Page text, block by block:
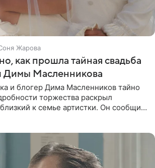
Жарова
как прошла тайная свадьба
Димы Масленникова
и блогер Дима Масленников тайно
торжества раскрыл
к семье артистки. Он сообщил,